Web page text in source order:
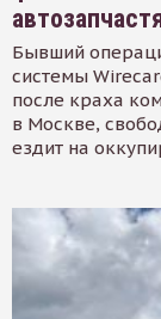
Бывший
системы
после краха
в Москве,
ездит на